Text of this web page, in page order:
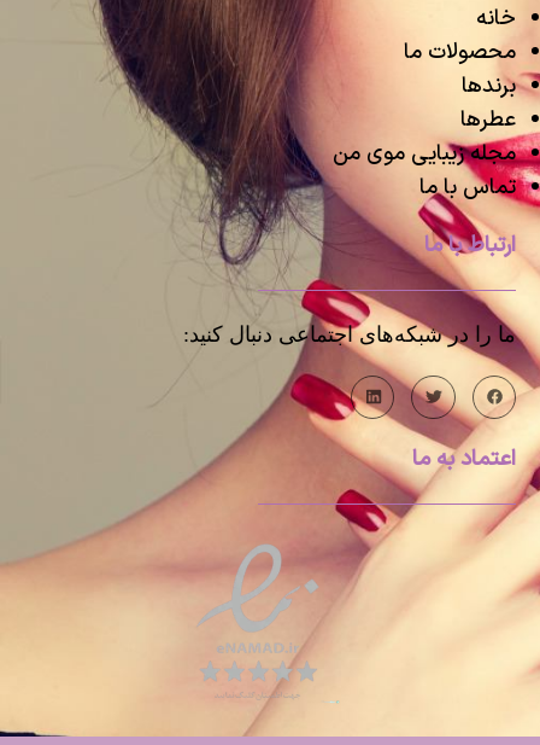
خانه
محصولات ما
برندها
عطرها
مجله زیبایی موی من
تماس با ما
ارتباط با ما
ما را در شبکه‌های اجتماعی دنبال کنید:
اعتماد به ما